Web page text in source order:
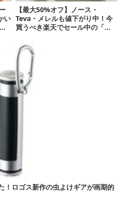
い
【最大50%オフ】ノース・
Teva・メレルも値下がり中！今
買うべき楽天でセール中の「ア
！ロゴス新作の虫よけギアが画期的